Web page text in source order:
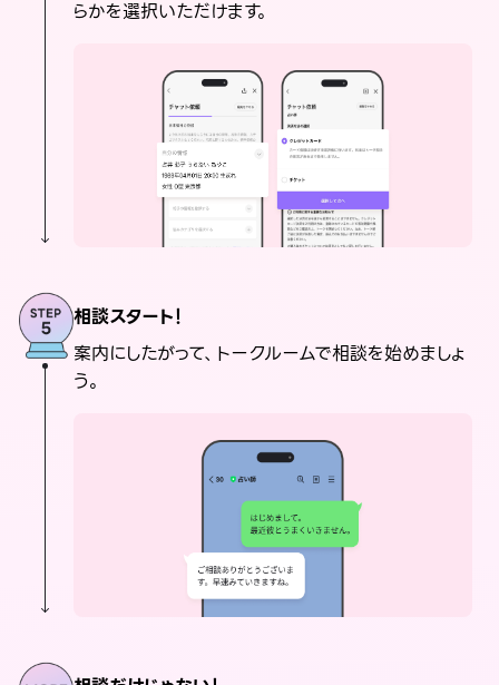
らかを選択いただけます。
相談スタート！
案内にしたがって、トークルームで相談を始めましょ
う。